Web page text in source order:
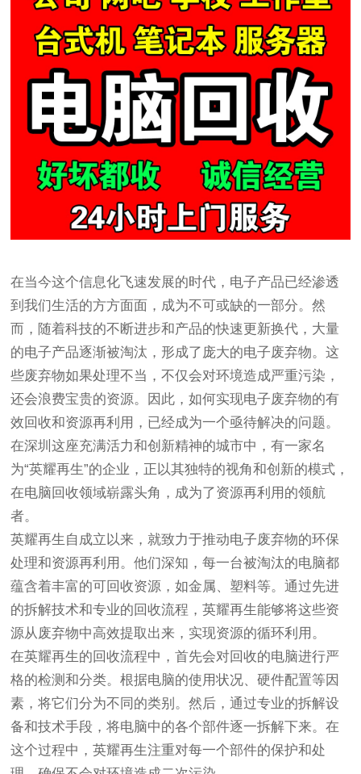
在当今这个信息化飞速发展的时代，电子产品已经渗透
到我们生活的方方面面，成为不可或缺的一部分。然
而，随着科技的不断进步和产品的快速更新换代，大量
的电子产品逐渐被淘汰，形成了庞大的电子废弃物。这
些废弃物如果处理不当，不仅会对环境造成严重污染，
还会浪费宝贵的资源。因此，如何实现电子废弃物的有
效回收和资源再利用，已经成为一个亟待解决的问题。
在深圳这座充满活力和创新精神的城市中，有一家名
为“英耀再生”的企业，正以其独特的视角和创新的模式，
在电脑回收领域崭露头角，成为了资源再利用的领航
者。
英耀再生自成立以来，就致力于推动电子废弃物的环保
处理和资源再利用。他们深知，每一台被淘汰的电脑都
蕴含着丰富的可回收资源，如金属、塑料等。通过先进
的拆解技术和专业的回收流程，英耀再生能够将这些资
源从废弃物中高效提取出来，实现资源的循环利用。
在英耀再生的回收流程中，首先会对回收的电脑进行严
格的检测和分类。根据电脑的使用状况、硬件配置等因
素，将它们分为不同的类别。然后，通过专业的拆解设
备和技术手段，将电脑中的各个部件逐一拆解下来。在
这个过程中，英耀再生注重对每一个部件的保护和处